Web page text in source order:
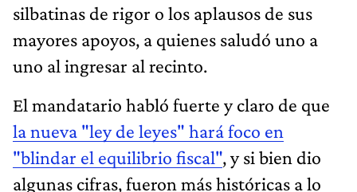
silbatinas de rigor o los aplausos de sus
mayores apoyos, a quienes saludó uno a
uno al ingresar al recinto.
El mandatario habló fuerte y claro de que
la nueva "ley de leyes" hará foco en
"blindar el equilibrio fiscal", y si bien dio
algunas cifras, fueron más históricas a lo